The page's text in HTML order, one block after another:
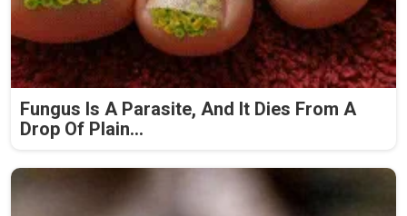
Fungus Is A Parasite, And It Dies From A
Drop Of Plain...